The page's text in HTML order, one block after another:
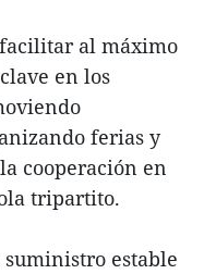
al máximo
en los
ferias y
cooperación en
tripartito.
estable